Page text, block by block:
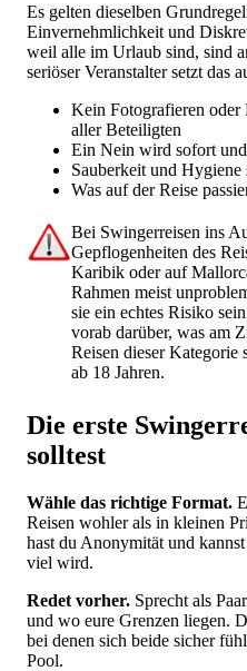
Es gelten dieselben
Einvernehmlichkeit und
weil alle im Urlaub sind, sind
seriöser Veranstalter setzt das
Kein Fotografieren oder
aller Beteiligten
Ein Nein wird sofort
Sauberkeit und Hygiene
Was auf der Reise
Bei Swingerreisen ins
Gepflogenheiten des
Karibik oder auf
Rahmen meist
sie ein echtes Risiko
vorab darüber, was am
Reisen dieser Kategorie
ab 18 Jahren.
Die erste
solltest
Wähle das richtige Format.
Reisen wohler als in kleinen
hast du Anonymität und
viel wird.
Redet vorher. Sprecht als
und wo eure Grenzen liegen.
bei denen sich beide sicher
Pool.